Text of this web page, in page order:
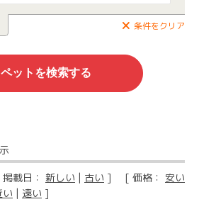
条件をクリア
載日： 新しい | 古い ] [ 価格： 安い
い | 遠い ]